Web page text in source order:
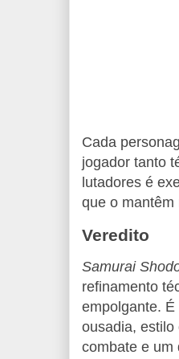
Cada
jogador tanto
lutadores é
que o mantêm
Veredito
Samurai
refinamento
empolgante.
ousadia, estilo
combate e um